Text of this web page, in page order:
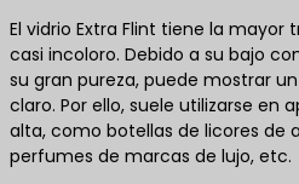
El vidrio Extra Flint tiene la mayor
casi incoloro. Debido a su bajo
su gran pureza, puede mostrar
claro. Por ello, suele utilizarse en
alta, como botellas de licores de
perfumes de marcas de lujo, etc.